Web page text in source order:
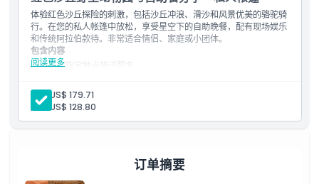
取消政策
体验红色沙丘探险的刺激，包括沙丘冲浪、滑沙和风景优美的骆驼骑
行。在您的私人帐篷中放松，享受星空下的自助晚餐，配有现场娱乐
和传统阿拉伯款待。非常适合情侣、家庭或小团体。
阅读更多
包含内容
迪拜指定地点接送服务
转运期间车辆内提供冷矿泉水
英语导游探险向导
沙丘冲浪（30至45分钟）
短途骆驼骑行和日落拍照停留
女士海娜纹身和猎鹰合影
成人: US$ 179.71
儿童:
US$ 128.80
订单摘要